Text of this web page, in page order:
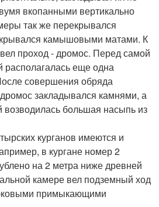
вкопанными вертикально
так же перекрывался
камышовыми матами. К
проход - дромос. Перед самой
располагалась еще одна
совершения обряда
закладывался камнями, а
возводилась большая насыпь из
курганов имеются и
в кургане номер 2
на 2 метра ниже древней
камере вел подземный ход
примыкающими